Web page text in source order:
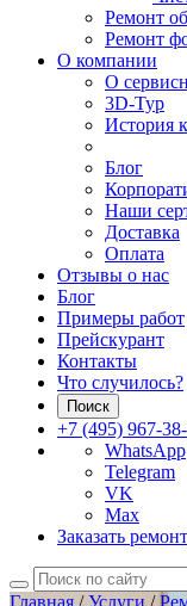
Ремонт
Ремонт
О компании
О
3D-Тур
История
Блог
Наши
Доставка
Оплата
Отзывы о нас
Блог
Примеры работ
Прейскурант
Контакты
Что случилось?
Поиск
+7 (495) 967-
WhatsApp
Telegram
VK
Max
Заказать ремонт
Главная/Услуги /